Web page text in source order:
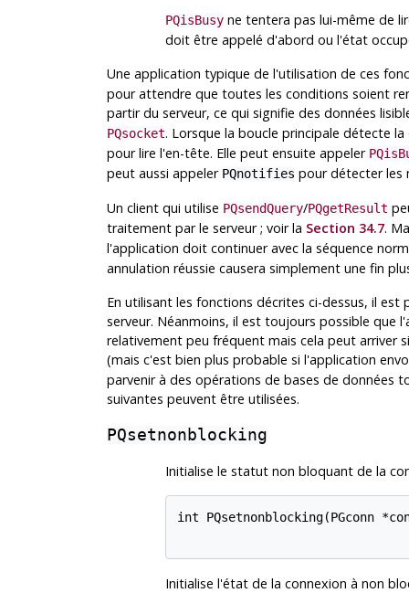
PQisBusyne tentera pas lui-même de
doit être appelé d'abord ou l'état
Une application typique de l'utilisation de ces
pour attendre que toutes les conditions soient
partir du serveur, ce qui signifie des données
PQsocket. Lorsque la boucle principale détecte
pour lire l'en-tête. Elle peut ensuite appeler
peut aussi appeler PQnotifies pour détecter les
Un client qui utilise PQsendQuery/PQgetResult
traitement par le serveur ; voir la Section 34.7.
l'application doit continuer avec la séquence
annulation réussie causera simplement une fin
En utilisant les fonctions décrites ci-dessus, il
serveur. Néanmoins, il est toujours possible que
relativement peu fréquent mais cela peut arriver
(mais c'est bien plus probable si l'application
parvenir à des opérations de bases de données
suivantes peuvent être utilisées.
PQsetnonblocking
Initialise le statut non bloquant de la
int PQsetnonblocking(PGconn
Initialise l'état de la connexion à non